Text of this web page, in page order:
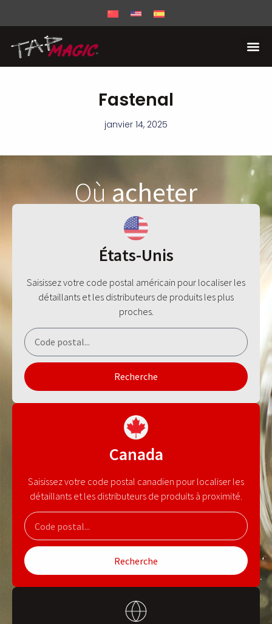
Fastenal
janvier 14, 2025
Oùacheter
États-Unis
Saisissez votre code postal américain pour localiser les
détaillants et les distributeurs de produits les plus
proches.
Recherche
Canada
Saisissez votre code postal canadien pour localiser les
détaillants et les distributeurs de produits à proximité.
Recherche